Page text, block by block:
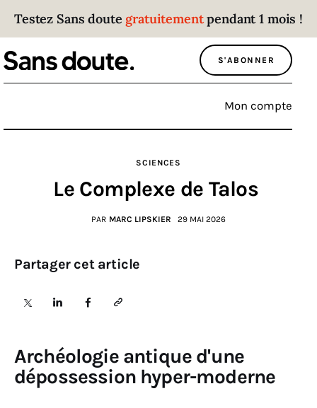
Testez Sans doute gratuitementpendant 1 mois !
S'ABONNER
Mon compte
Sans doute
Parce que plus personne n’écoute les gens
qui ont des choses à dire.
Politique
Sport
Société
Sciences
Idées
SCIENCES
Le Complexe de Talos
PAR MARC LIPSKIER 29 MAI 2026
Partager cet article
Archéologie antique d'une
dépossession hyper-moderne